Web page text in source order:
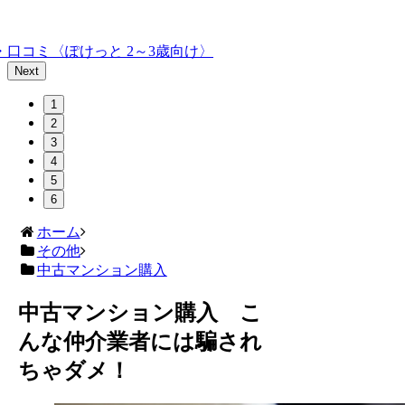
コミ〈ぽけっと 2～3歳向け〉
Next
1
2
3
4
5
6
ホーム
その他
中古マンション購入
中古マンション購入 こ
んな仲介業者には騙され
ちゃダメ！